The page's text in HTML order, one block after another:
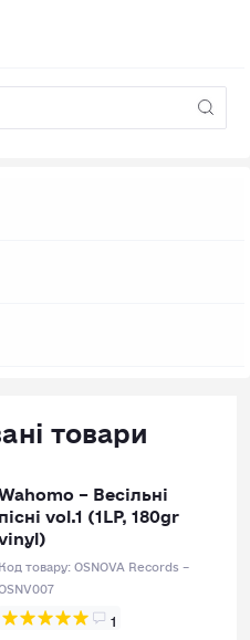
товари
– Весільні
пісні vol.1 (1LP, 180gr
Код товару:OSNOVA Records –
1